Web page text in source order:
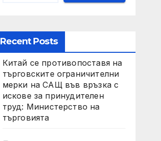
Recent Posts
Китай се противопоставя на
търговските ограничителни
мерки на САЩ във връзка с
искове за принудителен
труд: Министерство на
търговията